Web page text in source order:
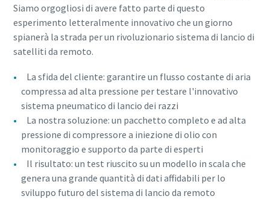
Siamo orgogliosi di avere fatto parte di questo
esperimento letteralmente innovativo che un giorno
spianerà la strada per un rivoluzionario sistema di lancio di
satelliti da remoto.
La sfida del cliente: garantire un flusso costante di aria
compressa ad alta pressione per testare l'innovativo
sistema pneumatico di lancio dei razzi
La nostra soluzione: un pacchetto completo e ad alta
pressione di compressore a iniezione di olio con
monitoraggio e supporto da parte di esperti
Il risultato: un test riuscito su un modello in scala che
genera una grande quantità di dati affidabili per lo
sviluppo futuro del sistema di lancio da remoto